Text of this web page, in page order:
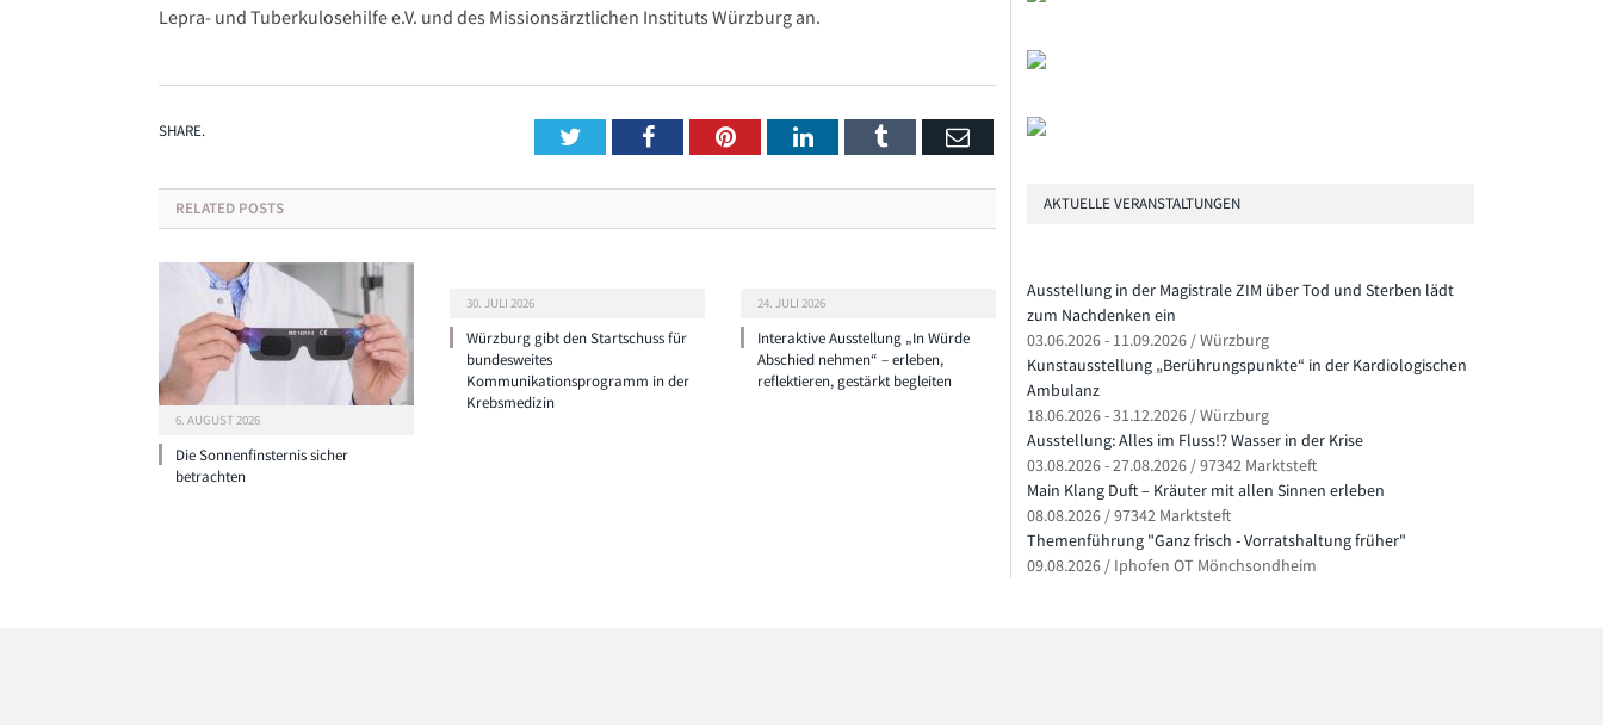
Lepra- und Tuberkulosehilfe e.V. und des Missionsärztlichen Instituts Würzburg an.
SHARE. TwitterFacebookPinterestLinkedInTumblr Email
RELATED POSTS
6. AUGUST 2026
Die Sonnenfinsternis sicher
betrachten
30. JULI 2026
Würzburg gibt den Startschuss für
bundesweites
Kommunikationsprogramm in der
Krebsmedizin
24. JULI 2026
Interaktive Ausstellung „In Würde
Abschied nehmen“ – erleben,
reflektieren, gestärkt begleiten
AKTUELLE VERANSTALTUNGEN
Ausstellung in der Magistrale ZIM über Tod und Sterben lädt
zum Nachdenken ein
03.06.2026 - 11.09.2026 / Würzburg
Kunstausstellung „Berührungspunkte“ in der Kardiologischen
Ambulanz
18.06.2026 - 31.12.2026 / Würzburg
Ausstellung: Alles im Fluss!? Wasser in der Krise
03.08.2026 - 27.08.2026 / 97342 Marktsteft
Main Klang Duft – Kräuter mit allen Sinnen erleben
08.08.2026 / 97342 Marktsteft
Themenführung "Ganz frisch - Vorratshaltung früher"
09.08.2026 / Iphofen OT Mönchsondheim